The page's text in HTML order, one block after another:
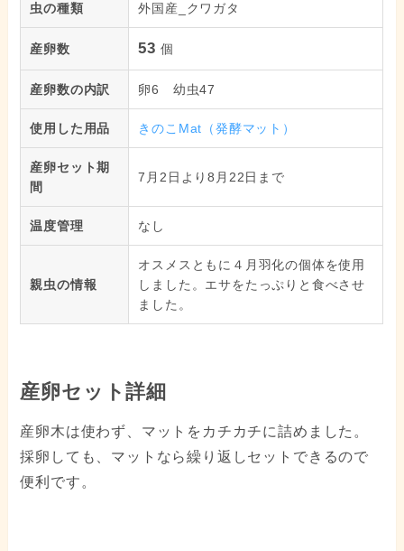
虫の種類 外国産_クワガタ
産卵数 53 個
産卵数の内訳 卵6 幼虫47
使用した用品 きのこMat（発酵マット）
産卵セット期
間
7月2日より8月22日まで
温度管理 なし
親虫の情報
オスメスともに４月羽化の個体を使用
しました。エサをたっぷりと食べさせ
ました。
産卵セット詳細
産卵木は使わず、マットをカチカチに詰めました。
採卵しても、マットなら繰り返しセットできるので
便利です。